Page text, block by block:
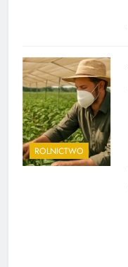
ROLNICTWO